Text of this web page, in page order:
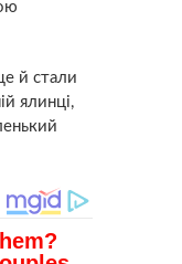
й стали
ялинці,